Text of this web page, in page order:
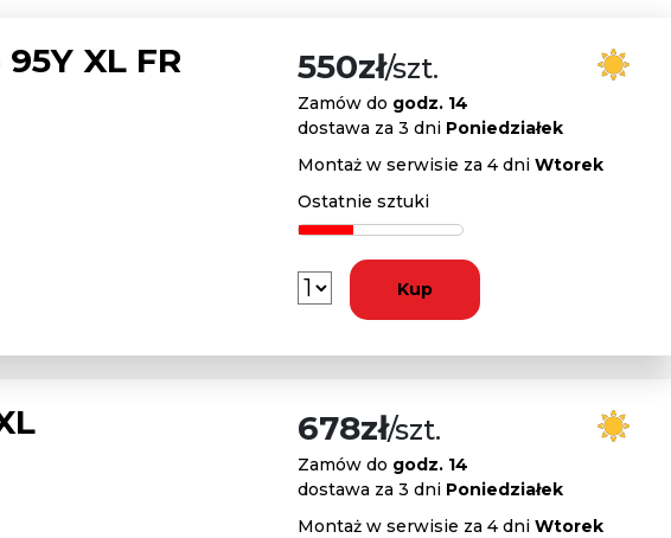
XL FR
550zł/szt.
Zamów do godz. 14
dostawa za 3 dni Poniedziałek
Montaż w serwisie za 4 dni Wtorek
Ostatnie sztuki
Kup
678zł/szt.
Zamów do godz. 14
dostawa za 3 dni Poniedziałek
Montaż w serwisie za 4 dni Wtorek